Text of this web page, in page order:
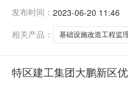
工程类型：监理建
发布时间： 2023-06-20 11:46
相关产品：
基础设施改造工程监
特区建工集团大鹏新区